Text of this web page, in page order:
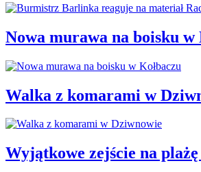
Nowa murawa na boisku w
Walka z komarami w
Wyjątkowe zejście na